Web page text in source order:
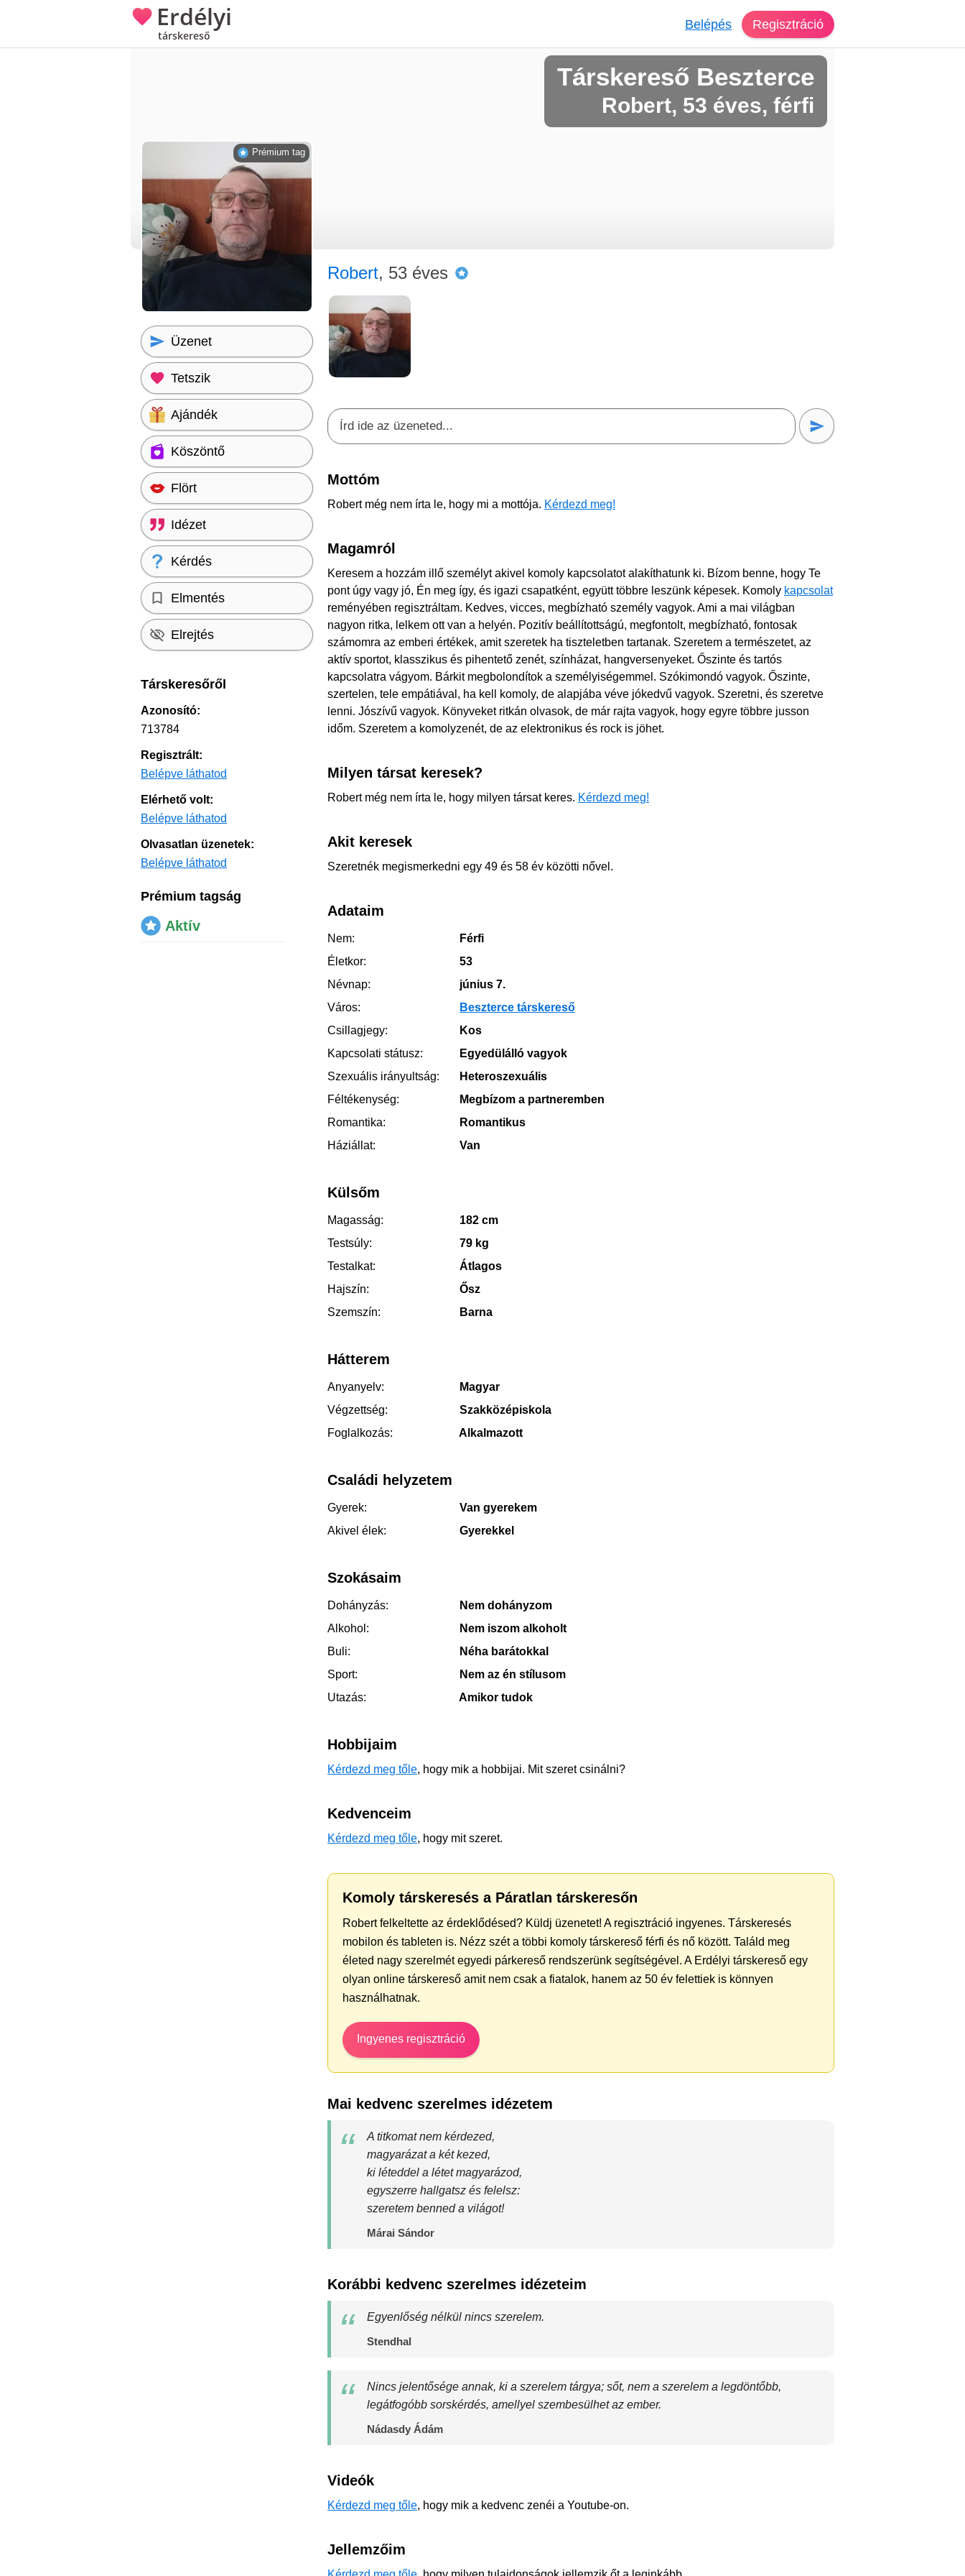
Erdélyi
társkereső
Belépés Regisztráció
Társkereső Beszterce
Robert, 53 éves, férfi
Robert, 53 éves
Mottóm
Robert még nem írta le, hogy mi a mottója. Kérdezd meg!
Magamról
Keresem a hozzám illő személyt akivel komoly kapcsolatot alakíthatunk ki. Bízom benne, hogy Te
pont úgy vagy jó, Én meg így, és igazi csapatként, együtt többre leszünk képesek. Komoly kapcsolat
reményében regisztráltam. Kedves, vicces, megbízható személy vagyok. Ami a mai világban
nagyon ritka, lelkem ott van a helyén. Pozitív beállítottságú, megfontolt, megbízható, fontosak
számomra az emberi értékek, amit szeretek ha tiszteletben tartanak. Szeretem a természetet, az
aktív sportot, klasszikus és pihentető zenét, színházat, hangversenyeket. Őszinte és tartós
kapcsolatra vágyom. Bárkit megbolondítok a személyiségemmel. Szókimondó vagyok. Őszinte,
szertelen, tele empátiával, ha kell komoly, de alapjába véve jókedvű vagyok. Szeretni, és szeretve
lenni. Jószívű vagyok. Könyveket ritkán olvasok, de már rajta vagyok, hogy egyre többre jusson
időm. Szeretem a komolyzenét, de az elektronikus és rock is jöhet.
Milyen társat keresek?
Robert még nem írta le, hogy milyen társat keres. Kérdezd meg!
Akit keresek
Szeretnék megismerkedni egy 49 és 58 év közötti nővel.
Adataim
Nem:
Férfi
Életkor:
53
Névnap:
június 7.
Város:
Beszterce társkereső
Csillagjegy:
Kos
Kapcsolati státusz:
Egyedülálló vagyok
Szexuális irányultság:
Heteroszexuális
Féltékenység:
Megbízom a partneremben
Romantika:
Romantikus
Háziállat:
Van
Külsőm
Magasság:
182 cm
Testsúly:
79 kg
Testalkat:
Átlagos
Hajszín:
Ősz
Szemszín:
Barna
Hátterem
Anyanyelv:
Magyar
Végzettség:
Szakközépiskola
Foglalkozás:
Alkalmazott
Családi helyzetem
Gyerek:
Van gyerekem
Akivel élek:
Gyerekkel
Szokásaim
Dohányzás:
Nem dohányzom
Alkohol:
Nem iszom alkoholt
Buli:
Néha barátokkal
Sport:
Nem az én stílusom
Utazás:
Amikor tudok
Hobbijaim
Kérdezd meg tőle, hogy mik a hobbijai. Mit szeret csinálni?
Kedvenceim
Kérdezd meg tőle, hogy mit szeret.
Komoly társkeresés a Páratlan társkeresőn
Robert felkeltette az érdeklődésed? Küldj üzenetet! A regisztráció ingyenes. Társkeresés
mobilon és tableten is. Nézz szét a többi komoly társkereső férfi és nő között. Találd meg
életed nagy szerelmét egyedi párkereső rendszerünk segítségével. A Erdélyi társkereső egy
olyan online társkereső amit nem csak a fiatalok, hanem az 50 év felettiek is könnyen
használhatnak.
Ingyenes regisztráció
Mai kedvenc szerelmes idézetem
A titkomat nem kérdezed,
magyarázat a két kezed,
ki léteddel a létet magyarázod,
egyszerre hallgatsz és felelsz:
szeretem benned a világot!
Márai Sándor
Korábbi kedvenc szerelmes idézeteim
Egyenlőség nélkül nincs szerelem.
Stendhal
Nincs jelentősége annak, ki a szerelem tárgya; sőt, nem a szerelem a legdöntőbb,
legátfogóbb sorskérdés, amellyel szembesülhet az ember.
Nádasdy Ádám
Videók
Kérdezd meg tőle, hogy mik a kedvenc zenéi a Youtube-on.
Jellemzőim
Prémium tag
Üzenet
Tetszik
Ajándék
Köszöntő
Flört
Idézet
Kérdés
Elmentés
Elrejtés
Társkeresőről
Azonosító:
713784
Regisztrált:
Belépve láthatod
Elérhető volt:
Belépve láthatod
Olvasatlan üzenetek:
Belépve láthatod
Prémium tagság
Aktív